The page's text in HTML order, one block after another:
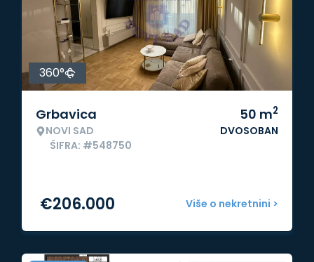
360°
Grbavica
NOVI SAD
ŠIFRA: #548750
50 m2
DVOSOBAN
Više o nekretnini >
€206.000